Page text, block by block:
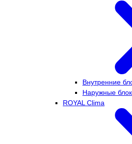
Внутренние
Наружные
ROYAL Clima